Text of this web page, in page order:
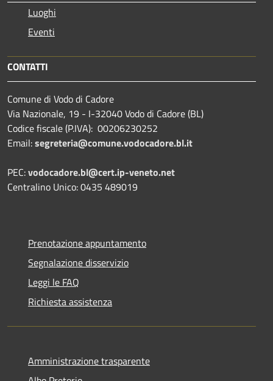
Luoghi
Eventi
CONTATTI
Comune di Vodo di Cadore
Via Nazionale, 19 - I-32040 Vodo di Cadore (BL)
Codice fiscale (P.IVA): 00206230252
Email:segreteria@comune.vodocadore.bl.it
PEC:vodocadore.bl@cert.ip-veneto.net
Centralino Unico: 0435 489019
Prenotazione appuntamento
Segnalazione disservizio
Leggi le FAQ
Richiesta assistenza
Amministrazione trasparente